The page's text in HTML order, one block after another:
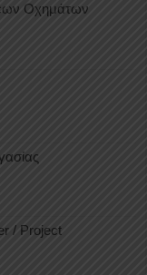
Οχημάτων
/ Project